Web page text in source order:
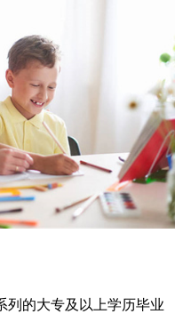
列的大专及以上学历毕业